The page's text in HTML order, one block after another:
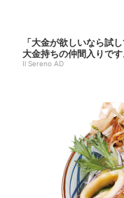
「大金が欲しいなら試
大金持ちの仲間入りです
Il Sereno AD